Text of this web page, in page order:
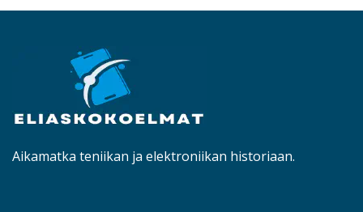
Aikamatka teniikan ja elektroniikan historiaan.